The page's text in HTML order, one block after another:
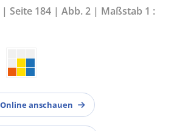
| Seite 184 | Abb. 2 | Maßstab 1 :
anschauen